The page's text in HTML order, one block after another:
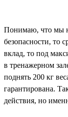
Понимаю, что мы
безопасности, то
вклад, то под
в тренажерном
поднять 200 кг
гарантирована.
действия, но